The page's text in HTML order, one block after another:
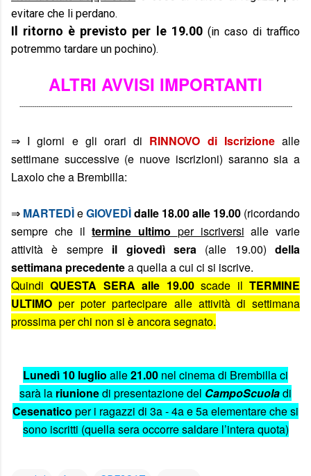
evitare che li perdano.
Il ritorno è previsto per le 19.00(in caso di traffico
potremmo tardare un pochino).
ALTRI AVVISI IMPORTANTI
-----------------------------------------------------------------------------------------------------------------------------------
⇒ I giorni e gli orari di RINNOVO di Iscrizionealle
settimane successive (e nuove iscrizioni) saranno sia a
Laxolo che a Brembilla:
⇒ MARTEDÌeGIOVEDÌdalle 18.00 alle 19.00 (ricordando
sempre che iltermine ultimo per iscriversi alle varie
attività è sempre il giovedì sera(alle 19.00) della
settimana precedentea quella a cui ci si iscrive.
QuindiQUESTA SERA alle 19.00scade ilTERMINE
ULTIMO per poter partecipare alle attività di settimana
prossima per chi non si è ancora segnato.
Lunedì 10 luglio alle21.00 nel cinema di Brembilla ci
sarà la riunionedi presentazione del CampoScuoladi
Cesenatico per i ragazzi di 3a - 4a e 5a elementare che si
sono iscritti (quella sera occorre saldare l’intera quota)